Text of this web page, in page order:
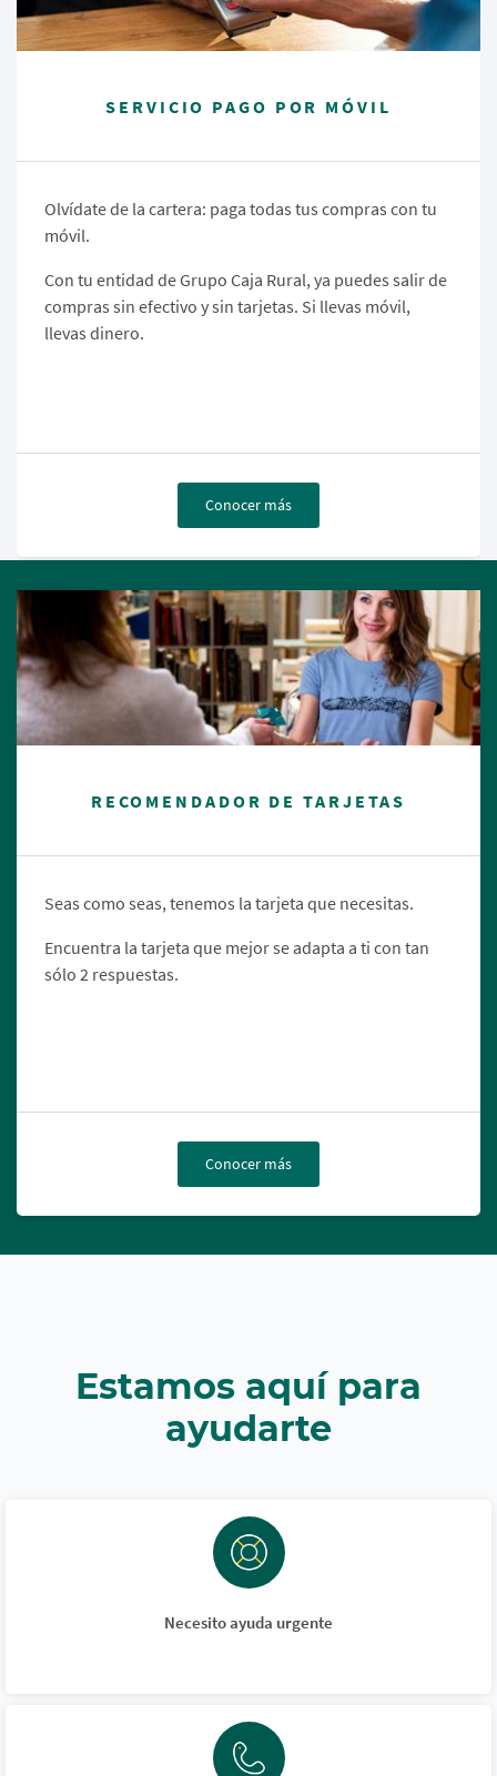
SERVICIO PAGO POR MÓVIL
Olvídate de la cartera: paga todas tus compras con tu
móvil.
Con tu entidad de Grupo Caja Rural, ya puedes salir de
compras sin efectivo y sin tarjetas. Si llevas móvil,
llevas dinero.
Conocer más
RECOMENDADOR DE TARJETAS
Seas como seas, tenemos la tarjeta que necesitas.
Encuentra la tarjeta que mejor se adapta a ti con tan
sólo 2 respuestas.
Conocer más
Estamos aquí para
ayudarte
Necesito ayuda urgente